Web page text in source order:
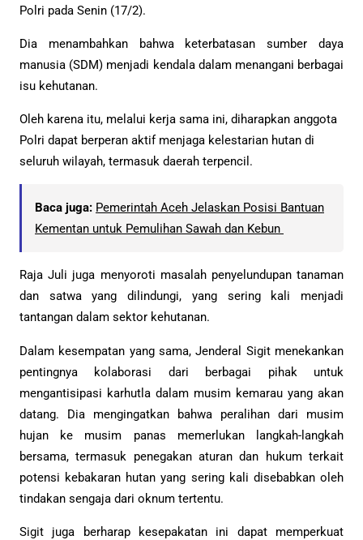
Polri pada Senin (17/2).
Dia menambahkan bahwa keterbatasan sumber daya
manusia (SDM) menjadi kendala dalam menangani berbagai
isu kehutanan.
Oleh karena itu, melalui kerja sama ini, diharapkan anggota
Polri dapat berperan aktif menjaga kelestarian hutan di
seluruh wilayah, termasuk daerah terpencil.
Baca juga: Pemerintah Aceh Jelaskan Posisi Bantuan
Kementan untuk Pemulihan Sawah dan Kebun
Raja Juli juga menyoroti masalah penyelundupan tanaman
dan satwa yang dilindungi, yang sering kali menjadi
tantangan dalam sektor kehutanan.
Dalam kesempatan yang sama, Jenderal Sigit menekankan
pentingnya kolaborasi dari berbagai pihak untuk
mengantisipasi karhutla dalam musim kemarau yang akan
datang. Dia mengingatkan bahwa peralihan dari musim
hujan ke musim panas memerlukan langkah-langkah
bersama, termasuk penegakan aturan dan hukum terkait
potensi kebakaran hutan yang sering kali disebabkan oleh
tindakan sengaja dari oknum tertentu.
Sigit juga berharap kesepakatan ini dapat memperkuat